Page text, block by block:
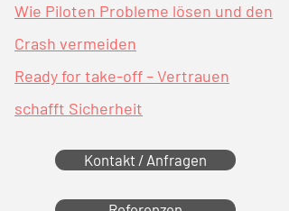
Wie Piloten Probleme lösen und den
Crash vermeiden
Ready for take-off – Vertrauen
schafft Sicherheit
Kontakt / Anfragen